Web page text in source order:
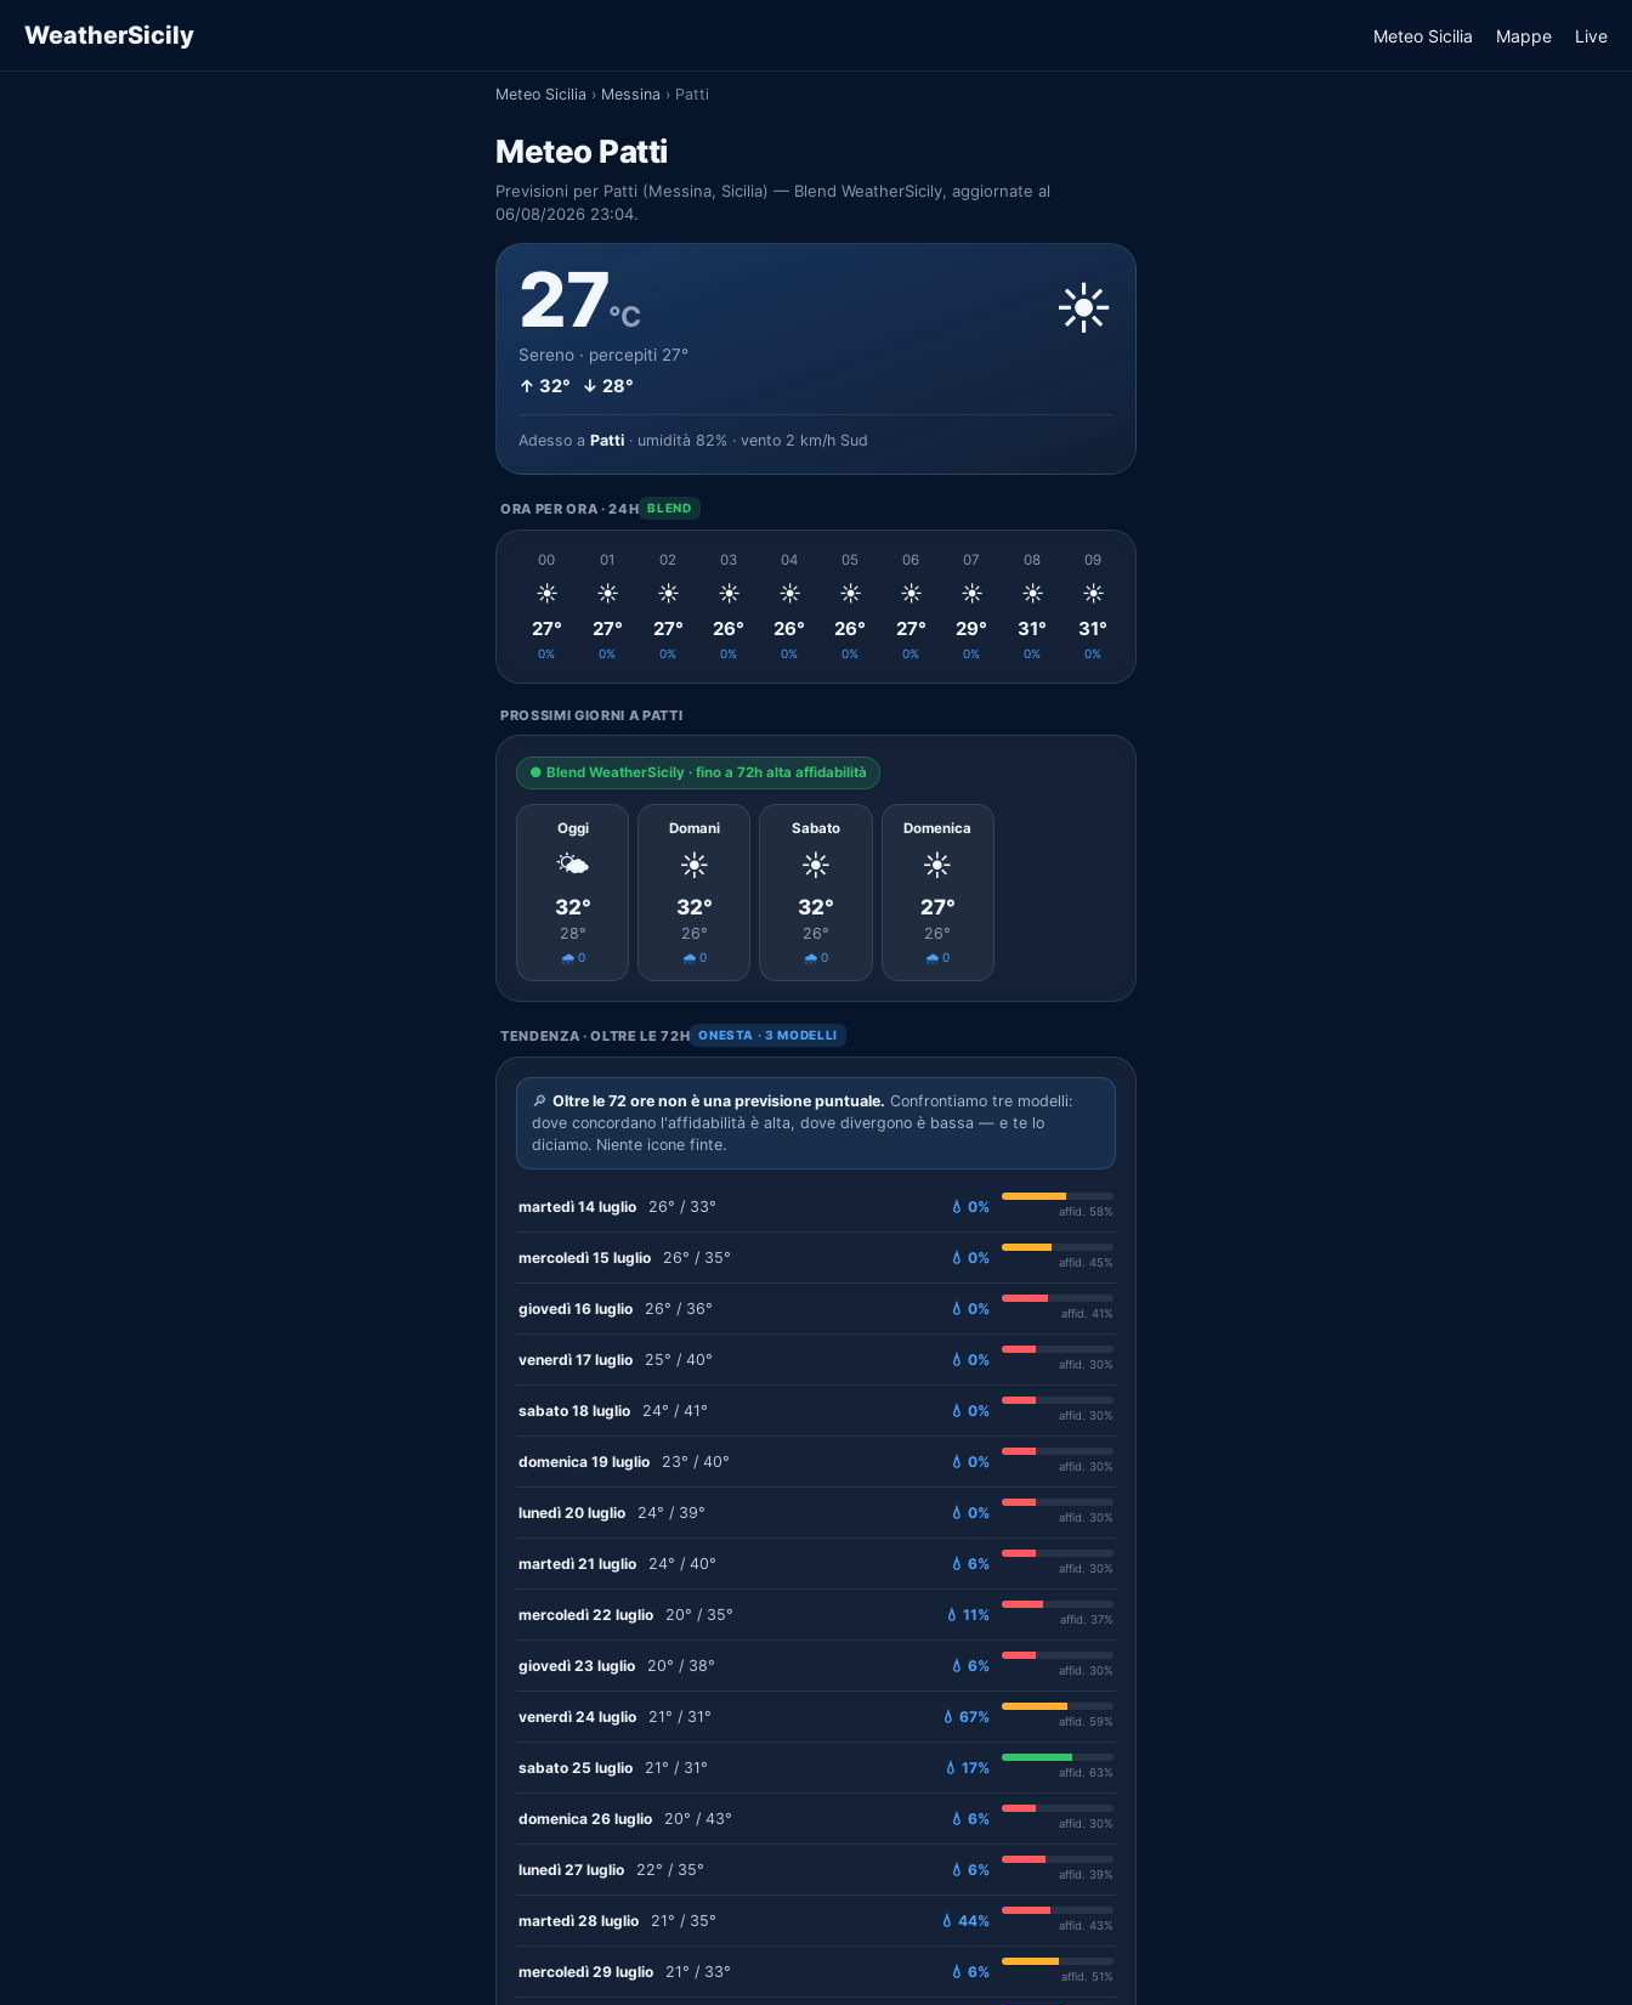
WeatherSicily Meteo Sicilia Mappe Live
Meteo Sicilia › Messina › Patti
Meteo Patti
Previsioni per Patti (Messina, Sicilia) — Blend WeatherSicily, aggiornate al
06/08/2026 23:04.
27°C
Sereno · percepiti 27°
↑ 32° ↓ 28°
☀️
Adesso a Patti · umidità 82% · vento 2 km/h Sud
ORA PER ORA · 24H BLEND
00
☀️
27°
0%
01
☀️
27°
0%
02
☀️
27°
0%
03
☀️
26°
0%
04
☀️
26°
0%
05
☀️
26°
0%
06
☀️
27°
0%
07
☀️
29°
0%
08
☀️
31°
0%
09
☀️
31°
0%
PROSSIMI GIORNI A PATTI
● Blend WeatherSicily · fino a 72h alta affidabilità
Oggi
🌤️
32°
28°
🌧️ 0
Domani
☀️
32°
26°
🌧️ 0
Sabato
☀️
32°
26°
🌧️ 0
Domenica
☀️
27°
26°
🌧️ 0
TENDENZA · OLTRE LE 72H ONESTA · 3 MODELLI
🔎 Oltre le 72 ore non è una previsione puntuale. Confrontiamo tre modelli:
dove concordano l'affidabilità è alta, dove divergono è bassa — e te lo
diciamo. Niente icone finte.
martedì 14 luglio 26° / 33° 💧 0% affid. 58%
mercoledì 15 luglio 26° / 35° 💧 0% affid. 45%
giovedì 16 luglio 26° / 36° 💧 0% affid. 41%
venerdì 17 luglio 25° / 40° 💧 0% affid. 30%
sabato 18 luglio 24° / 41° 💧 0% affid. 30%
domenica 19 luglio 23° / 40° 💧 0% affid. 30%
lunedì 20 luglio 24° / 39° 💧 0% affid. 30%
martedì 21 luglio 24° / 40° 💧 6% affid. 30%
mercoledì 22 luglio 20° / 35° 💧 11% affid. 37%
giovedì 23 luglio 20° / 38° 💧 6% affid. 30%
venerdì 24 luglio 21° / 31° 💧 67% affid. 59%
sabato 25 luglio 21° / 31° 💧 17% affid. 63%
domenica 26 luglio 20° / 43° 💧 6% affid. 30%
lunedì 27 luglio 22° / 35° 💧 6% affid. 39%
martedì 28 luglio 21° / 35° 💧 44% affid. 43%
mercoledì 29 luglio 21° / 33° 💧 6% affid. 51%